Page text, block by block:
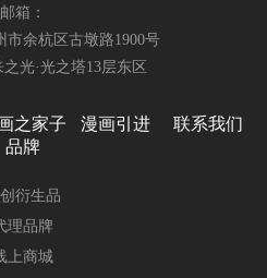
邮箱：
市余杭区古墩路1900号
·光之塔13层东区
之家子
品牌
衍生品
理品牌
上商城
漫画引进 联系我们